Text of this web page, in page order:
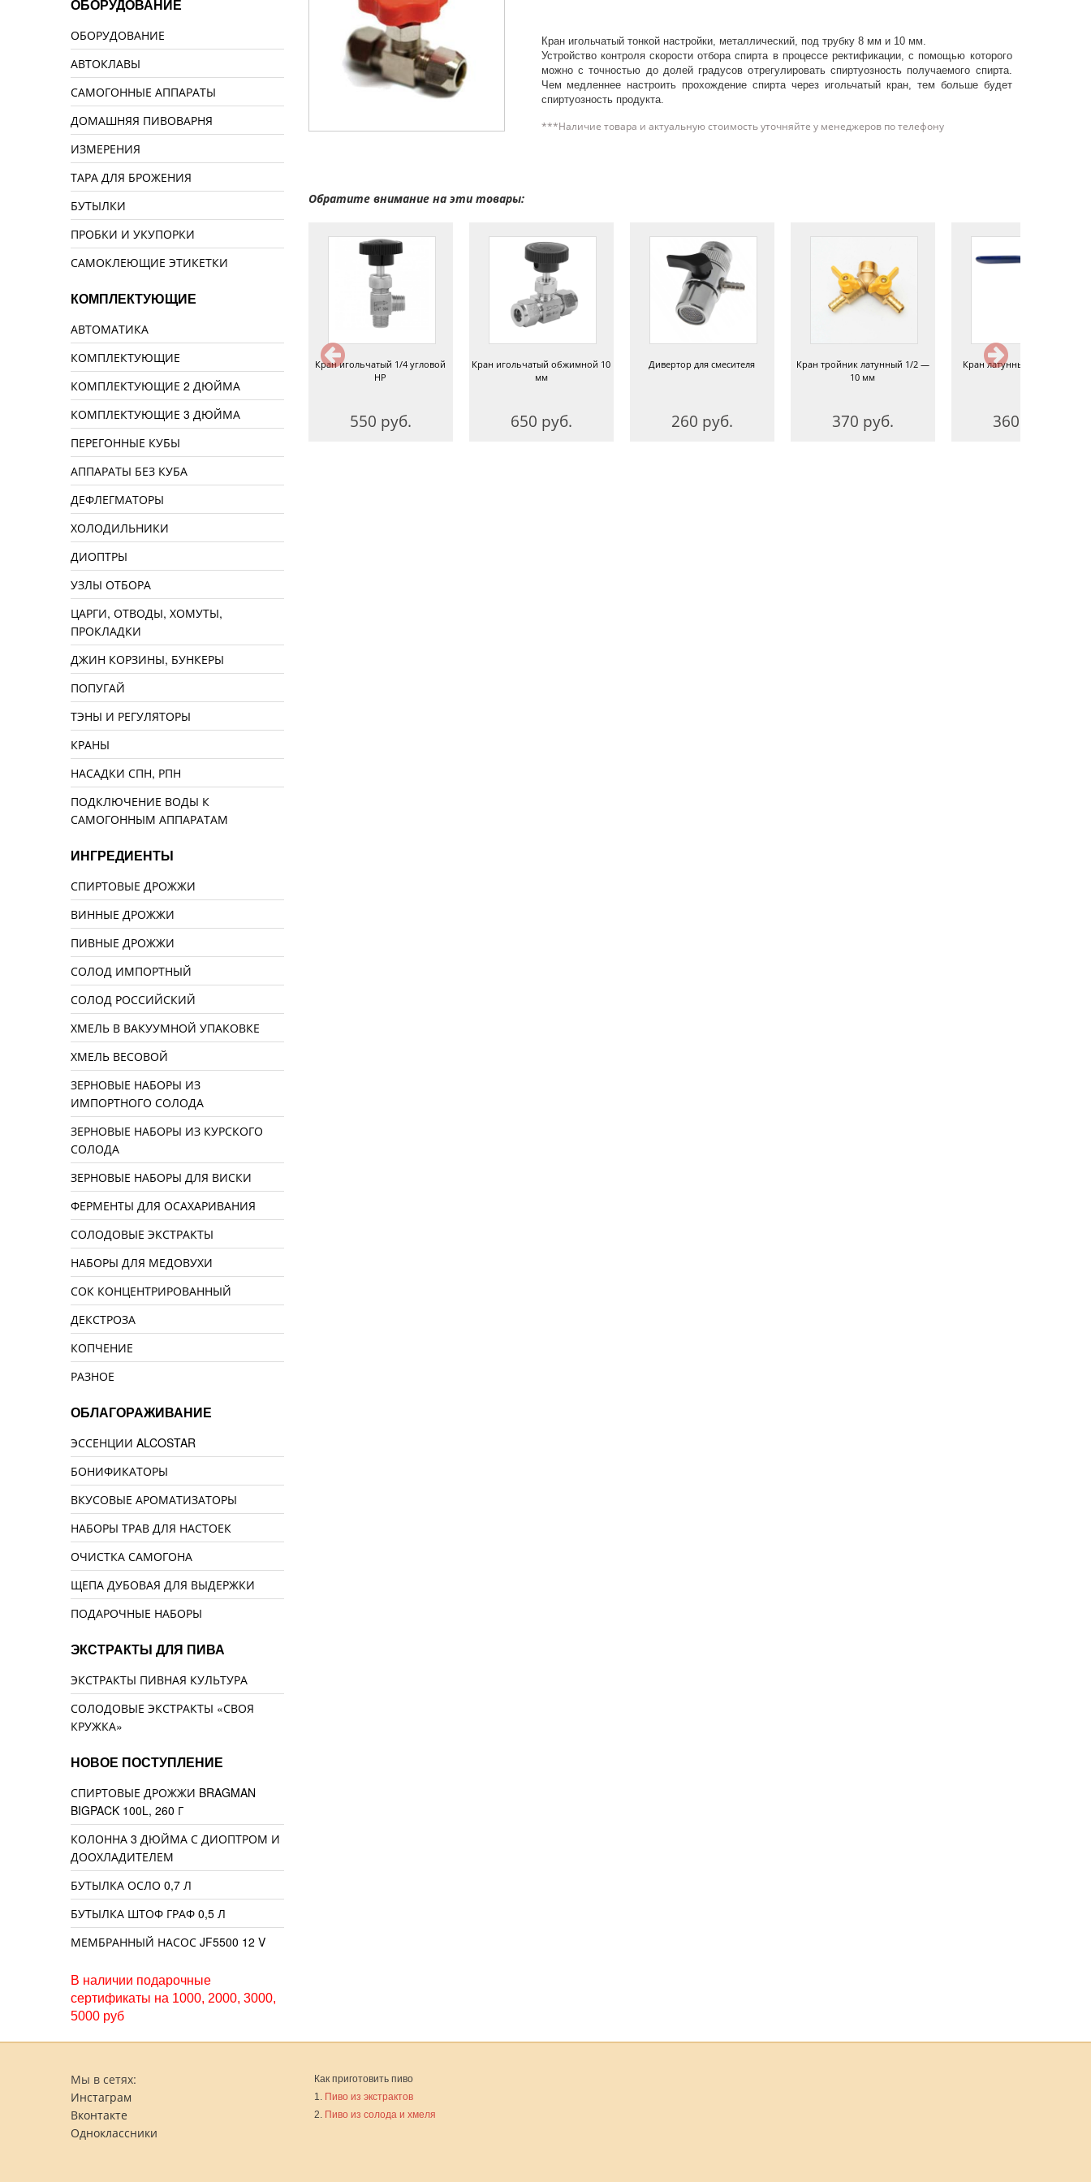
Кран игольчатый тонкой настройки, металлический, под трубку 8 мм и 10 мм.
Устройство контроля скорости отбора спирта в процессе ректификации, с помощью которого
можно с точностью до долей градусов отрегулировать спиртуозность получаемого спирта.
Чем медленнее настроить прохождение спирта через игольчатый кран, тем больше будет
спиртуозность продукта.
***Наличие товара и актуальную стоимость уточняйте у менеджеров по телефону
Обратите внимание на эти товары:
игольчатый пластиковый,
240 руб.
Кран игольчатый угловой
резьба 1/2 — быстросъем 10 мм
290 руб.
Кран игольчатый 1/4 угловой
НР
550 руб.
Кран игольчатый обжимной 10
мм
650 руб.
Дивертор для смесителя
260 руб.
Кран тройник латунный 1/2 —
10 мм
370 руб.
Кран латунный сливной 1/2
360 руб.
ОБОРУДОВАНИЕ
ОБОРУДОВАНИЕ
АВТОКЛАВЫ
САМОГОННЫЕ АППАРАТЫ
ДОМАШНЯЯ ПИВОВАРНЯ
ИЗМЕРЕНИЯ
ТАРА ДЛЯ БРОЖЕНИЯ
БУТЫЛКИ
ПРОБКИ И УКУПОРКИ
САМОКЛЕЮЩИЕ ЭТИКЕТКИ
КОМПЛЕКТУЮЩИЕ
АВТОМАТИКА
КОМПЛЕКТУЮЩИЕ
КОМПЛЕКТУЮЩИЕ 2 ДЮЙМА
КОМПЛЕКТУЮЩИЕ 3 ДЮЙМА
ПЕРЕГОННЫЕ КУБЫ
АППАРАТЫ БЕЗ КУБА
ДЕФЛЕГМАТОРЫ
ХОЛОДИЛЬНИКИ
ДИОПТРЫ
УЗЛЫ ОТБОРА
ЦАРГИ, ОТВОДЫ, ХОМУТЫ,
ПРОКЛАДКИ
ДЖИН КОРЗИНЫ, БУНКЕРЫ
ПОПУГАЙ
ТЭНЫ И РЕГУЛЯТОРЫ
КРАНЫ
НАСАДКИ СПН, РПН
ПОДКЛЮЧЕНИЕ ВОДЫ К
САМОГОННЫМ АППАРАТАМ
ИНГРЕДИЕНТЫ
СПИРТОВЫЕ ДРОЖЖИ
ВИННЫЕ ДРОЖЖИ
ПИВНЫЕ ДРОЖЖИ
СОЛОД ИМПОРТНЫЙ
СОЛОД РОССИЙСКИЙ
ХМЕЛЬ В ВАКУУМНОЙ УПАКОВКЕ
ХМЕЛЬ ВЕСОВОЙ
ЗЕРНОВЫЕ НАБОРЫ ИЗ
ИМПОРТНОГО СОЛОДА
ЗЕРНОВЫЕ НАБОРЫ ИЗ КУРСКОГО
СОЛОДА
ЗЕРНОВЫЕ НАБОРЫ ДЛЯ ВИСКИ
ФЕРМЕНТЫ ДЛЯ ОСАХАРИВАНИЯ
СОЛОДОВЫЕ ЭКСТРАКТЫ
НАБОРЫ ДЛЯ МЕДОВУХИ
СОК КОНЦЕНТРИРОВАННЫЙ
ДЕКСТРОЗА
КОПЧЕНИЕ
РАЗНОЕ
ОБЛАГОРАЖИВАНИЕ
ЭССЕНЦИИ ALCOSTAR
БОНИФИКАТОРЫ
ВКУСОВЫЕ АРОМАТИЗАТОРЫ
НАБОРЫ ТРАВ ДЛЯ НАСТОЕК
ОЧИСТКА САМОГОНА
ЩЕПА ДУБОВАЯ ДЛЯ ВЫДЕРЖКИ
ПОДАРОЧНЫЕ НАБОРЫ
ЭКСТРАКТЫ ДЛЯ ПИВА
ЭКСТРАКТЫ ПИВНАЯ КУЛЬТУРА
СОЛОДОВЫЕ ЭКСТРАКТЫ «СВОЯ
КРУЖКА»
НОВОЕ ПОСТУПЛЕНИЕ
СПИРТОВЫЕ ДРОЖЖИ BRAGMAN
BIGPACK 100L, 260 Г
КОЛОННА 3 ДЮЙМА С ДИОПТРОМ И
ДООХЛАДИТЕЛЕМ
БУТЫЛКА ОСЛО 0,7 Л
БУТЫЛКА ШТОФ ГРАФ 0,5 Л
МЕМБРАННЫЙ НАСОС JF5500 12 V
В наличии подарочные
сертификаты на 1000, 2000, 3000,
5000 руб
Мы в сетях:
Инстаграм
Вконтакте
Одноклассники
Как приготовить пиво
1. Пиво из экстрактов
2. Пиво из солода и хмеля